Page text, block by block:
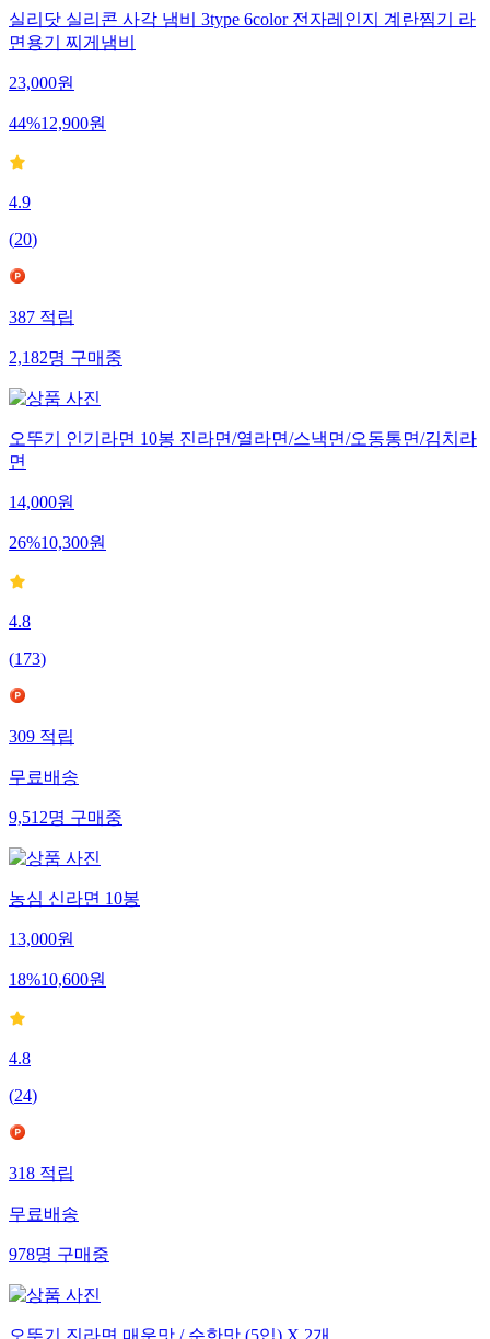
실리닷 실리콘 사각 냄비 3type 6color 전자레인지 계란찜기 라
면용기 찌게냄비
23,000원
44%12,900원
4.9
(20)
387 적립
2,182명 구매중
오뚜기 인기라면 10봉 진라면/열라면/스낵면/오동통면/김치라
면
14,000원
26%10,300원
4.8
(173)
309 적립
무료배송
9,512명 구매중
농심 신라면 10봉
13,000원
18%10,600원
4.8
(24)
318 적립
무료배송
978명 구매중
오뚜기 진라면 매운맛 / 순한맛 (5입) X 2개